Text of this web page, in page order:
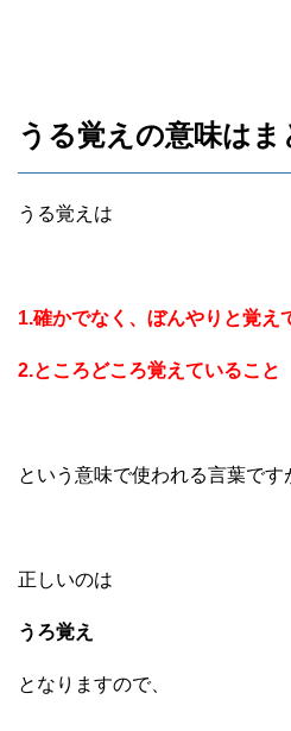
うる覚えの意味はま
うる覚えは
1.確かでなく、ぼんやりと覚え
2.ところどころ覚えていること
という意味で使われる言葉です
正しいのは
うろ覚え
となりますので、